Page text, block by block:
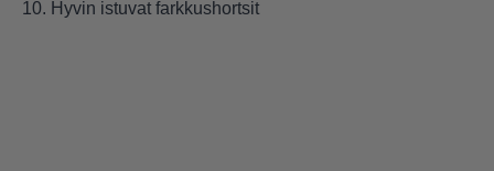
10. Hyvin istuvat farkkushortsit